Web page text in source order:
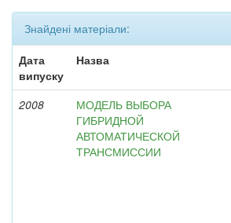
Знайдені матеріали:
Дата
випуску
Назва
2008
МОДЕЛЬ ВЫБОРА
ГИБРИДНОЙ
АВТОМАТИЧЕСКОЙ
ТРАНСМИССИИ